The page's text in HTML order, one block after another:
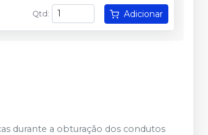
Qtd : Adicionar
durante a obturação dos condutos